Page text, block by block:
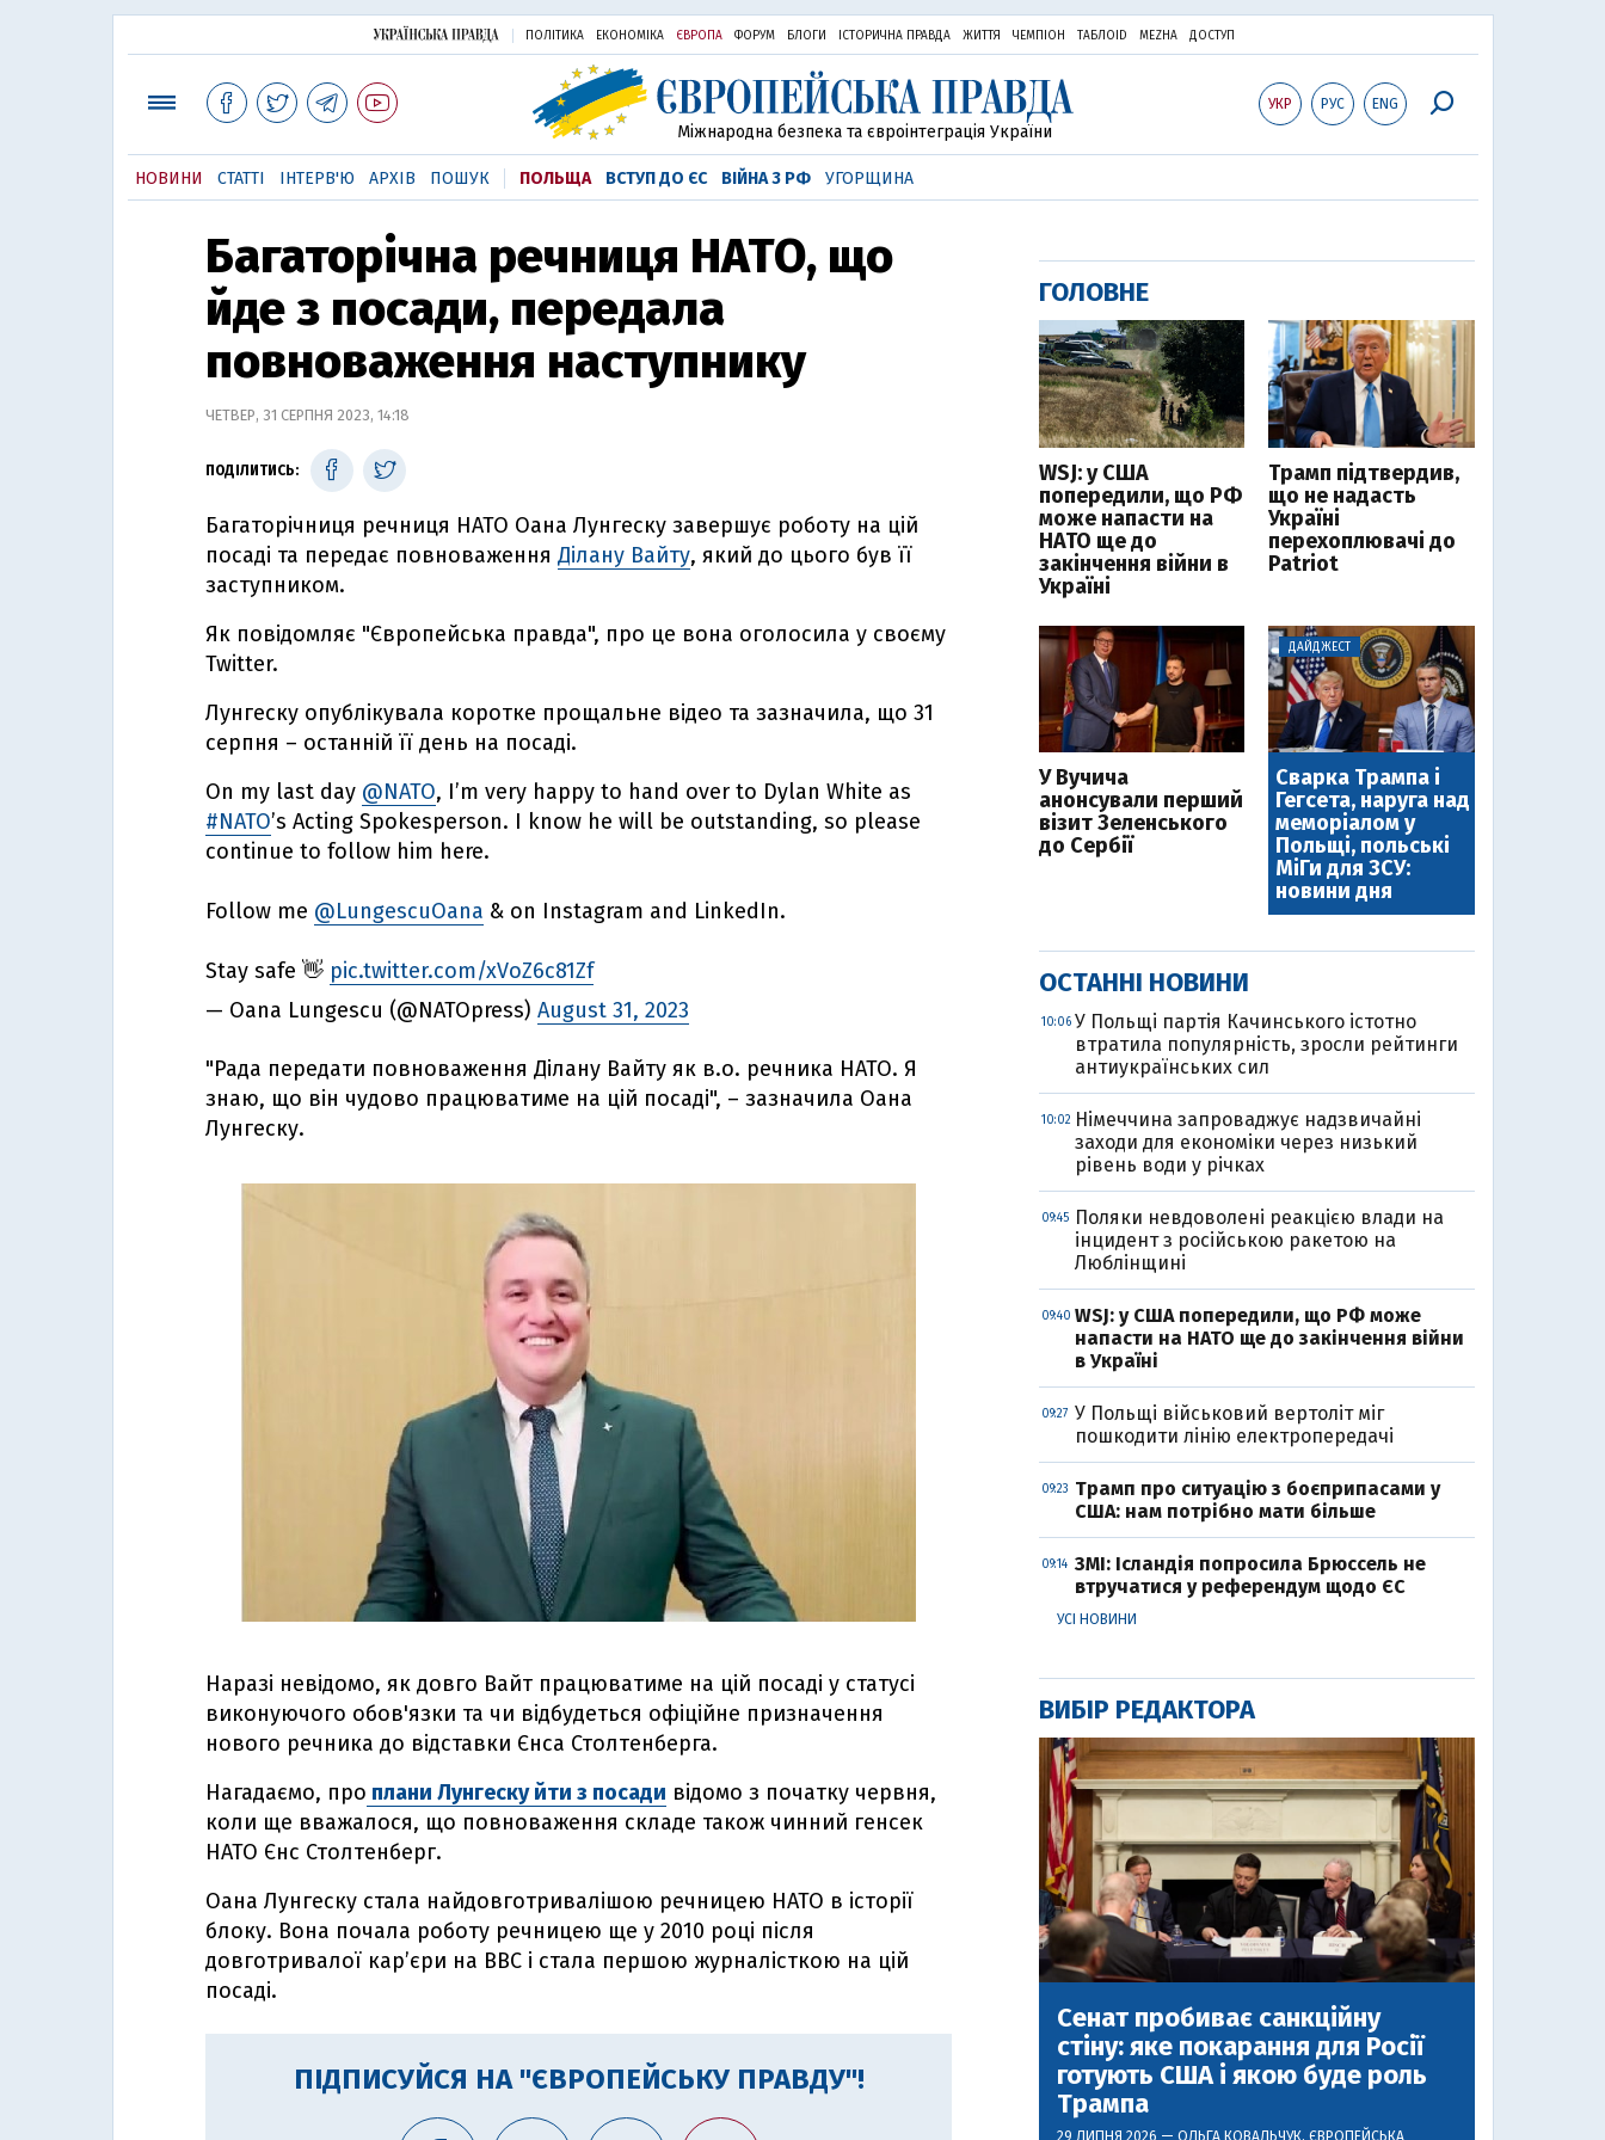
ПОЛІТИКА ЕКОНОМІКА ЄВРОПА ФОРУМ БЛОГИ ІСТОРИЧНА ПРАВДА ЖИТТЯ ЧЕМПІОН ТАБЛОID MEZHA ДОСТУП
УКР РУС ENG
Міжнародна безпека та євроінтеграція України
НОВИНИ СТАТТІ ІНТЕРВ'Ю АРХІВ ПОШУК ПОЛЬЩА ВСТУП ДО ЄС ВІЙНА З РФ УГОРЩИНА
Багаторічна речниця НАТО, що
йде з посади, передала
повноваження наступнику
ЧЕТВЕР, 31 СЕРПНЯ 2023, 14:18
ПОДІЛИТИСЬ:
Багаторічниця речниця НАТО Оана Лунгеску завершує роботу на цій
посаді та передає повноваження Ділану Вайту, який до цього був її
заступником.
Як повідомляє "Європейська правда", про це вона оголосила у своєму
Twitter.
Лунгеску опублікувала коротке прощальне відео та зазначила, що 31
серпня – останній її день на посаді.
On my last day @NATO, I’m very happy to hand over to Dylan White as
#NATO’s Acting Spokesperson. I know he will be outstanding, so please
continue to follow him here.
Follow me @LungescuOana & on Instagram and LinkedIn.
Stay safe 👋 pic.twitter.com/xVoZ6c81Zf
— Oana Lungescu (@NATOpress) August 31, 2023
"Рада передати повноваження Ділану Вайту як в.о. речника НАТО. Я
знаю, що він чудово працюватиме на цій посаді", – зазначила Оана
Лунгеску.
Наразі невідомо, як довго Вайт працюватиме на цій посаді у статусі
виконуючого обов'язки та чи відбудеться офіційне призначення
нового речника до відставки Єнса Столтенберга.
Нагадаємо, про плани Лунгеску йти з посади відомо з початку червня,
коли ще вважалося, що повноваження складе також чинний генсек
НАТО Єнс Столтенберг.
Оана Лунгеску стала найдовготривалішою речницею НАТО в історії
блоку. Вона почала роботу речницею ще у 2010 році після
довготривалої кар’єри на BBC і стала першою журналісткою на цій
посаді.
ПІДПИСУЙСЯ НА "ЄВРОПЕЙСЬКУ ПРАВДУ"!
ГОЛОВНЕ
WSJ: у США
попередили, що РФ
може напасти на
НАТО ще до
закінчення війни в
Україні
Трамп підтвердив,
що не надасть
Україні
перехоплювачі до
Patriot
У Вучича
анонсували перший
візит Зеленського
до Сербії
ДАЙДЖЕСТ
Сварка Трампа і
Гегсета, наруга над
меморіалом у
Польщі, польські
МіГи для ЗСУ:
новини дня
ОСТАННІ НОВИНИ
10:06 У Польщі партія Качинського істотно
втратила популярність, зросли рейтинги
антиукраїнських сил
10:02 Німеччина запроваджує надзвичайні
заходи для економіки через низький
рівень води у річках
09:45
Поляки невдоволені реакцією влади на
інцидент з російською ракетою на
Люблінщині
09:40 WSJ: у США попередили, що РФ може
напасти на НАТО ще до закінчення війни
в Україні
09:27 У Польщі військовий вертоліт міг
пошкодити лінію електропередачі
09:23 Трамп про ситуацію з боєприпасами у
США: нам потрібно мати більше
09:14 ЗМІ: Ісландія попросила Брюссель не
втручатися у референдум щодо ЄС
УСІ НОВИНИ
ВИБІР РЕДАКТОРА
Сенат пробиває санкційну
стіну: яке покарання для Росії
готують США і якою буде роль
Трампа
29 ЛИПНЯ 2026 — ОЛЬГА КОВАЛЬЧУК, ЄВРОПЕЙСЬКА